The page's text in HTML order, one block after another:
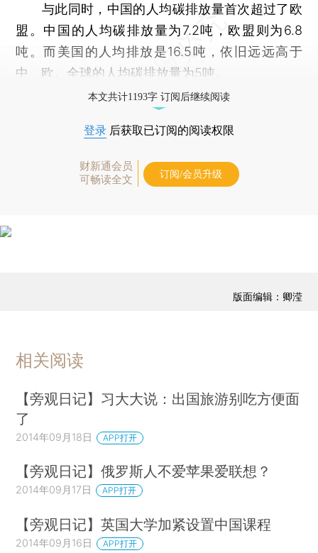
与此同时，中国的人均碳排放量首次超过了欧
盟。中国的人均碳排放量为7.2吨，欧盟则为6.8
吨。而美国的人均排放是16.5吨，依旧远远高于
中、欧。全球的人均碳排放量为5吨。
本文共计1193字 订阅后继续阅读
登录 后获取已订阅的阅读权限
财新通会员
可畅读全文
订阅/会员升级
版面编辑：卿滢
相关阅读
【旁观日记】习大大说：出国旅游别吃方便面
了
2014年09月18日 APP打开
【旁观日记】俄罗斯人不爱苹果爱联想？
2014年09月17日 APP打开
【旁观日记】英国大学加紧设置中国课程
2014年09月16日 APP打开